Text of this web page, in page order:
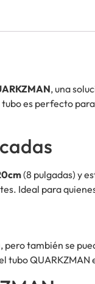
, una
es perfecto
(8 pulgadas) y
Ideal para
, pero también se
tubo